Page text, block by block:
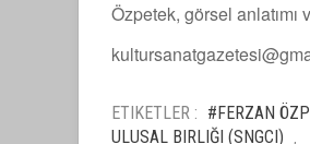
Özpetek, görsel
ETIKETLER : #FERZAN
ULUSAL BIRLIĞI (SNGCI)